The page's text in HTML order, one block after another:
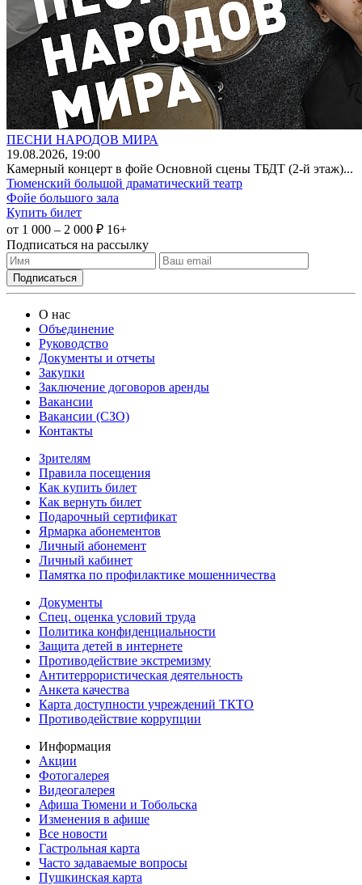
ПЕСНИ НАРОДОВ МИРА
19.08.2026, 19:00
Камерный концерт в фойе Основной сцены ТБДТ (2-й этаж)...
Тюменский большой драматический театр
Фойе большого зала
Купить билет
от 1 000 – 2 000 ₽ 16+
Подписаться на рассылку
О нас
Объединение
Руководство
Документы и отчеты
Закупки
Заключение договоров аренды
Вакансии
Вакансии (СЗО)
Контакты
Зрителям
Правила посещения
Как купить билет
Как вернуть билет
Подарочный сертификат
Ярмарка абонементов
Личный абонемент
Личный кабинет
Памятка по профилактике мошенничества
Документы
Спец. оценка условий труда
Политика конфиденциальности
Защита детей в интернете
Противодействие экстремизму
Антитеррористическая деятельность
Анкета качества
Карта доступности учреждений ТКТО
Противодействие коррупции
Информация
Акции
Фотогалерея
Видеогалерея
Афиша Тюмени и Тобольска
Изменения в афише
Все новости
Гастрольная карта
Часто задаваемые вопросы
Пушкинская карта